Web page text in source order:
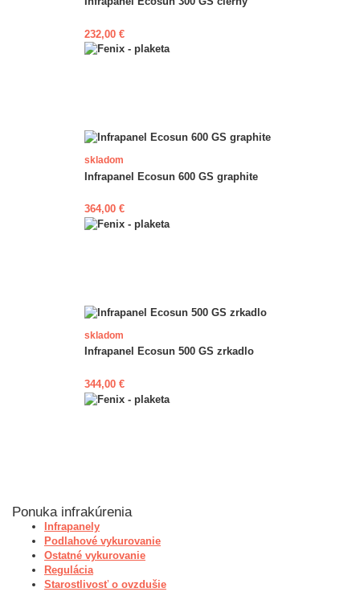
232,00 €
skladom
Infrapanel Ecosun 600 GS graphite
364,00 €
skladom
Infrapanel Ecosun 500 GS zrkadlo
344,00 €
Ponuka infrakúrenia
Infrapanely
Podlahové vykurovanie
Ostatné vykurovanie
Regulácia
Starostlivosť o ovzdušie